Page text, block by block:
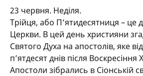
23 червня. Неділя.
Трійця, або П’ятидесятниця – це
Церкви. В цей день християни
Святого Духа на апостолів, яке
п’ятдесят днів після Воскресіння
Апостоли зібрались в Сіонській